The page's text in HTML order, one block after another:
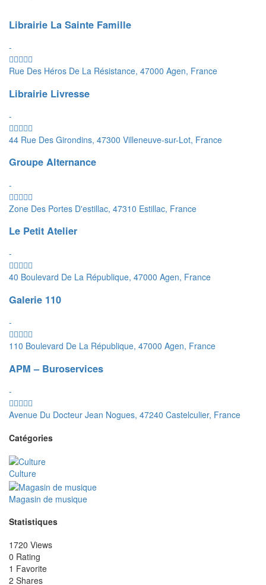
Librairie La Sainte Famille
-
Rue Des Héros De La Résistance, 47000 Agen, France
Librairie Livresse
-
44 Rue Des Girondins, 47300 Villeneuve-sur-Lot, France
Groupe Alternance
-
Zone Des Portes D'estillac, 47310 Estillac, France
Le Petit Atelier
-
40 Boulevard De La République, 47000 Agen, France
Galerie 110
-
110 Boulevard De La République, 47000 Agen, France
APM – Buroservices
-
Avenue Du Docteur Jean Nogues, 47240 Castelculier, France
Catégories
Culture
Magasin de musique
Statistiques
1720 Views
0 Rating
1 Favorite
2 Shares